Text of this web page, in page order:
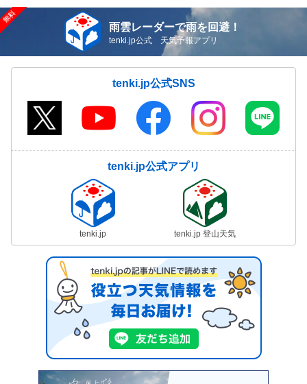
雨雲レーダーで雨を回避！
tenki.jp公式 天気予報アプリ
tenki.jp公式SNS
tenki.jp公式アプリ
tenki.jp tenki.jp 登山天気